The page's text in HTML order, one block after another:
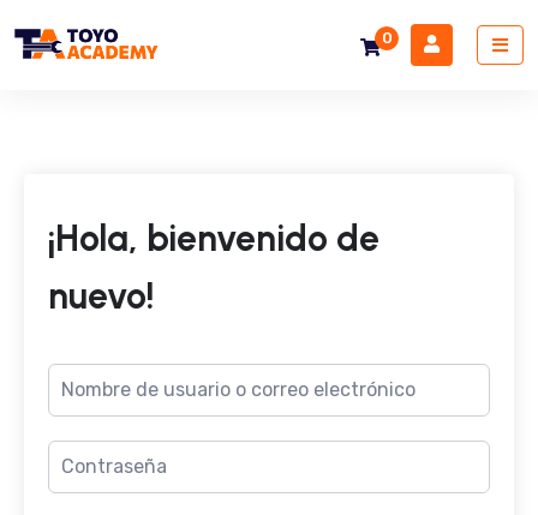
0
¡Hola, bienvenido de
nuevo!